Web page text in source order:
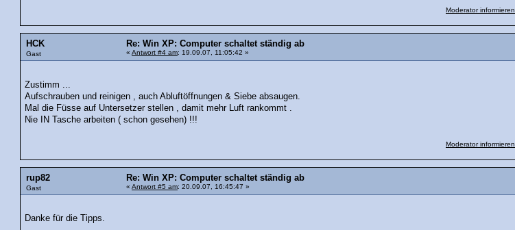
Moderator informieren
HCK
Gast
Re: Win XP: Computer schaltet ständig ab
« Antwort #4 am: 19.09.07, 11:05:42 »
Zustimm ...
Aufschrauben und reinigen , auch Abluftöffnungen & Siebe absaugen.
Mal die Füsse auf Untersetzer stellen , damit mehr Luft rankommt .
Nie IN Tasche arbeiten ( schon gesehen) !!!
Moderator informieren
rup82
Gast
Re: Win XP: Computer schaltet ständig ab
« Antwort #5 am: 20.09.07, 16:45:47 »
Danke für die Tipps.